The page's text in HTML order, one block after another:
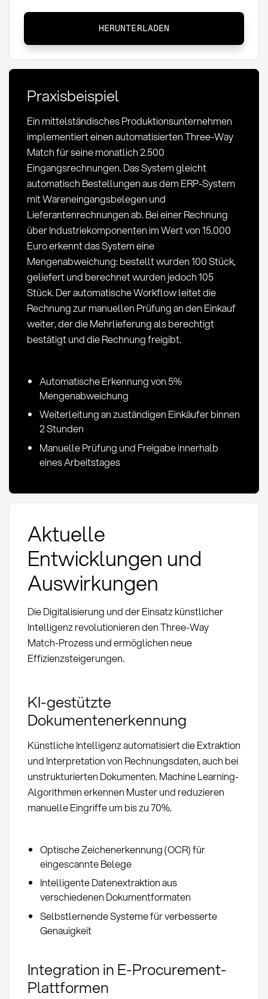
Match:
Definition,
und
Vorteile
im
Einkauf
HERUNTERLADEN
Praxisbeispiel
Ein mittelständisches Produktionsunternehmen
implementiert einen automatisierten Three-Way
Match für seine monatlich 2.500
Eingangsrechnungen. Das System gleicht
automatisch Bestellungen aus dem ERP-System
mit Wareneingangsbelegen und
Lieferantenrechnungen ab. Bei einer Rechnung
über Industriekomponenten im Wert von 15.000
Euro erkennt das System eine
Mengenabweichung: bestellt wurden 100 Stück,
geliefert und berechnet wurden jedoch 105
Stück. Der automatische Workflow leitet die
Rechnung zur manuellen Prüfung an den Einkauf
weiter, der die Mehrlieferung als berechtigt
bestätigt und die Rechnung freigibt.
Automatische Erkennung von 5%
Mengenabweichung
Weiterleitung an zuständigen Einkäufer binnen
2 Stunden
Manuelle Prüfung und Freigabe innerhalb
eines Arbeitstages
Aktuelle
Entwicklungen und
Auswirkungen
Die Digitalisierung und der Einsatz künstlicher
Intelligenz revolutionieren den Three-Way
Match-Prozess und ermöglichen neue
Effizienzsteigerungen.
KI-gestützte
Dokumentenerkennung
Künstliche Intelligenz automatisiert die Extraktion
und Interpretation von Rechnungsdaten, auch bei
unstrukturierten Dokumenten. Machine Learning-
Algorithmen erkennen Muster und reduzieren
manuelle Eingriffe um bis zu 70%.
Optische Zeichenerkennung (OCR) für
eingescannte Belege
Intelligente Datenextraktion aus
verschiedenen Dokumentformaten
Selbstlernende Systeme für verbesserte
Genauigkeit
Integration in E-Procurement-
Plattformen